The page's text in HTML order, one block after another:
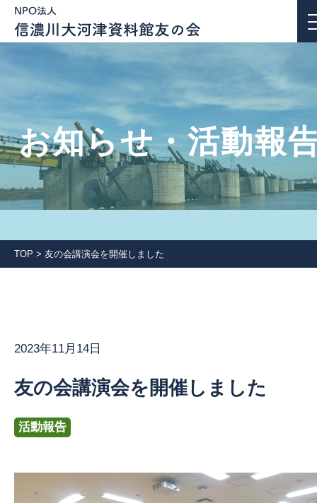
お知らせ・活動報告
私たちについて
活動紹介
入会案内
お問い合わせ
お知らせ・活動報
TOP > 友の会講演会を開催しました
2023年11月14日
友の会講演会を開催しました
活動報告